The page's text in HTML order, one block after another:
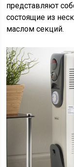
представляют
состоящие из
маслом секций.